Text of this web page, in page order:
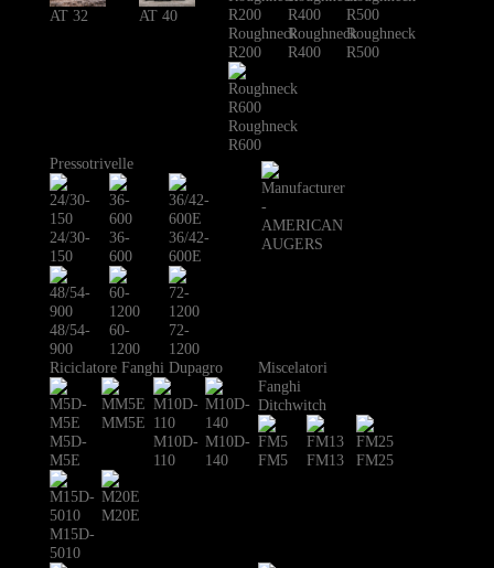
AT 32 AT 40
Roughneck
R200
Roughneck
R400
Roughneck
R500
Roughneck
R600
Pressotrivelle
24/30-
150
36-
600
36/42-
600E
48/54-
900
60-
1200
72-
1200
Riciclatore Fanghi Dupagro
M5D-
M5E
MM5E
M10D-
110
M10D-
140
M15D-
5010
M20E
Miscelatori
Fanghi
Ditchwitch
FM5 FM13 FM25